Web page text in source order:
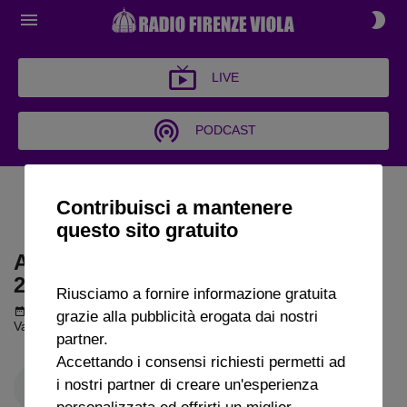
LIVE
PODCAST
ARCHIVIO GARRISCA AL
VENTO 2023
ARCHIVIO GARRISCA AL VENTO
2023
Podcast del 29 dicembre 2023 17m 21s
Vanni Sartini a Radio Firenze Viola
Contribuisci a mantenere
questo sito gratuito
Riusciamo a fornire informazione gratuita
grazie alla pubblicità erogata dai nostri
partner.
Accettando i consensi richiesti permetti ad
i nostri partner di creare un'esperienza